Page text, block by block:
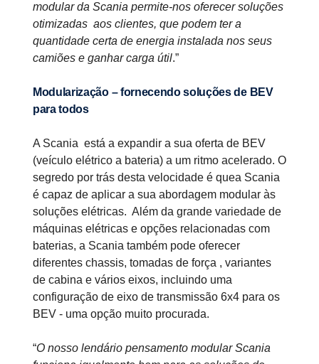
modular da Scania permite-nos oferecer soluções
otimizadas aos clientes, que podem ter a
quantidade certa de energia instalada nos seus
camiões e ganhar carga útil.”
Modularização – fornecendo soluções de BEV
para todos
A Scania está a expandir a sua oferta de BEV
(veículo elétrico a bateria) a um ritmo acelerado. O
segredo por trás desta velocidade é quea Scania
é capaz de aplicar a sua abordagem modular às
soluções elétricas. Além da grande variedade de
máquinas elétricas e opções relacionadas com
baterias, a Scania também pode oferecer
diferentes chassis, tomadas de força , variantes
de cabina e vários eixos, incluindo uma
configuração de eixo de transmissão 6x4 para os
BEV - uma opção muito procurada.
“O nosso lendário pensamento modular Scania